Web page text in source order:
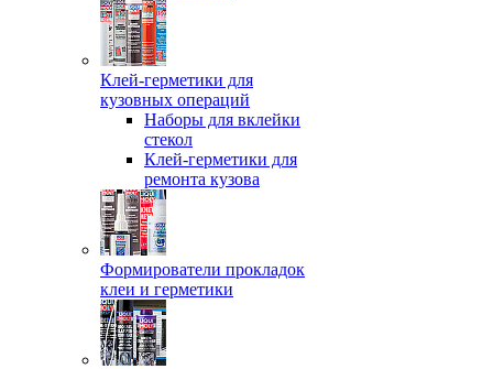
Клей-герметики для
кузовных операций
Наборы для вклейки
стекол
Клей-герметики для
ремонта кузова
Формирователи прокладок
клеи и герметики